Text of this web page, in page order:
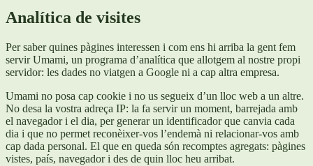
Analítica de visites
Per saber quines pàgines interessen i com ens hi arriba la gent fem
servir Umami, un programa d’analítica que allotgem al nostre propi
servidor: les dades no viatgen a Google ni a cap altra empresa.
Umami no posa cap cookie i no us segueix d’un lloc web a un altre.
No desa la vostra adreça IP: la fa servir un moment, barrejada amb
el navegador i el dia, per generar un identificador que canvia cada
dia i que no permet reconèixer-vos l’endemà ni relacionar-vos amb
cap dada personal. El que en queda són recomptes agregats: pàgines
vistes, país, navegador i des de quin lloc heu arribat.